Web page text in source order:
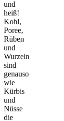
und
heiß!
Kohl,
Poree,
Rüben
und
Wurzeln
sind
genauso
wie
Kürbis
und
Nüsse
die